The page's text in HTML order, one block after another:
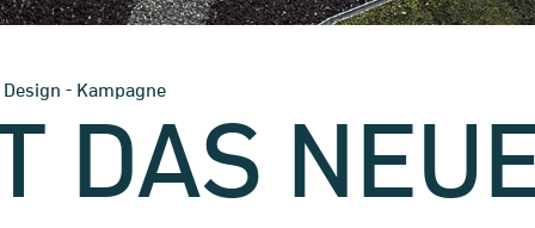
Design - Kampagne
DAS